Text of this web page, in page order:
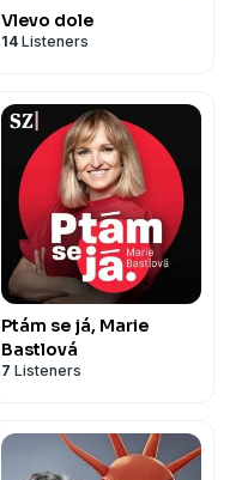
Vlevo dole
14 Listeners
Ptám se já, Marie
Bastlová
7 Listeners